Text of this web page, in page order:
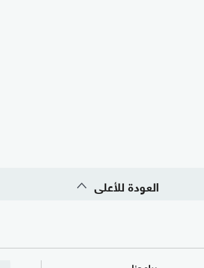
العودة للأعلى